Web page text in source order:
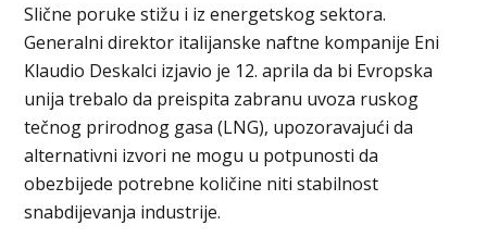
Slične poruke stižu i iz energetskog sektora.
Generalni direktor italijanske naftne kompanije Eni
Klaudio Deskalci izjavio je 12. aprila da bi Evropska
unija trebalo da preispita zabranu uvoza ruskog
tečnog prirodnog gasa (LNG), upozoravajući da
alternativni izvori ne mogu u potpunosti da
obezbijede potrebne količine niti stabilnost
snabdijevanja industrije.